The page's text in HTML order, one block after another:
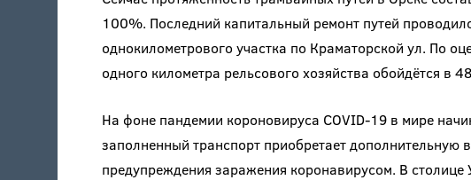
100%. Последний капитальный ремонт путей
однокилометрового участка по Краматорской ул. По
одного километра рельсового хозяйства обойдётся в
На фоне пандемии короновируса COVID-19 в мире
заполненный транспорт приобретает дополнительную
предупреждения заражения коронавирусом. В столице